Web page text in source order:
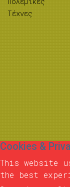
Τέχνες
Cookies &
This website
the best